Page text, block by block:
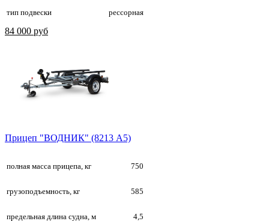
тип подвески рессорная
84 000 руб
Прицеп "ВОДНИК" (8213 А5)
полная масса прицепа, кг 750
грузоподъемность, кг 585
предельная длина судна, м 4,5